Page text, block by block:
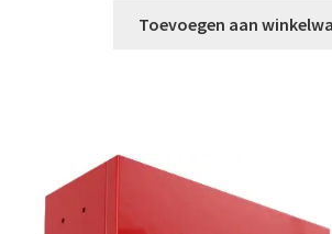
Toevoegen aan